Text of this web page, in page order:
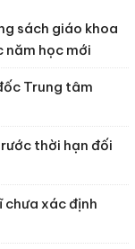
sách giáo khoa
năm học mới
Trung tâm
thời hạn đối
chưa xác định